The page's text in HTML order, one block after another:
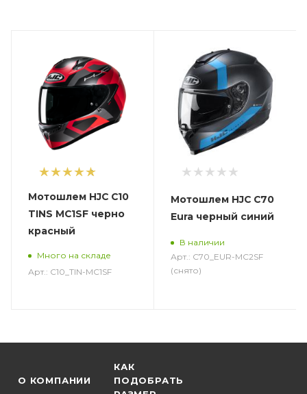
1
Мотошлем HJC C10
TINS MC1SF черно
красный
Много на складе
Арт.: C10_TIN-MC1SF
Мотошлем HJC C70
Eura черный синий
В наличии
Арт.: C70_EUR-MC2SF
(снято)
О КОМПАНИИ
КАК
ПОДОБРАТЬ